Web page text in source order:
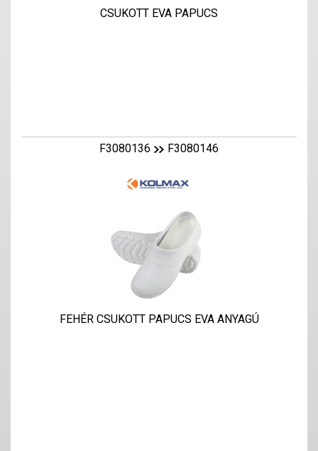
CSUKOTT EVA PAPUCS
F3080136 F3080146
FEHÉR CSUKOTT PAPUCS EVA ANYAGÚ